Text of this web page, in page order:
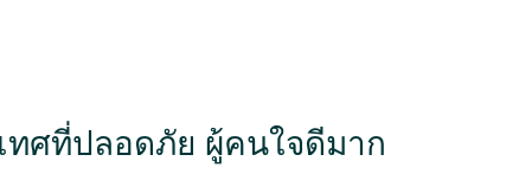
ทศที่ปลอดภัย ผู้คนใจดีมาก